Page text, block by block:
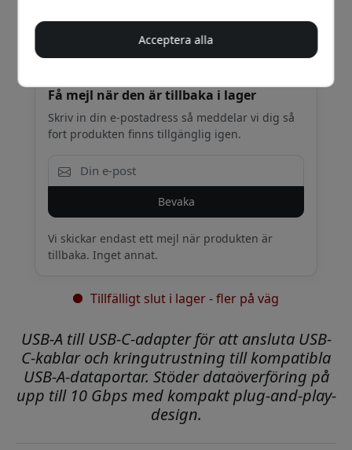
199 SEK
Få mejl när den är tillbaka i lager
Skriv in din e-postadress så meddelar vi dig så
fort produkten finns tillgänglig igen.
Bevaka
Vi skickar endast ett mejl när produkten är
tillbaka. Inget annat.
Tillfälligt slut i lager - fler på väg
USB-A till USB-C-adapter för att ansluta USB-
C-kablar och kringutrustning till kompatibla
USB-A-dataportar. Stöder dataöverföring på
upp till 10 Gbps med kompakt plug-and-play-
design.
Acceptera alla